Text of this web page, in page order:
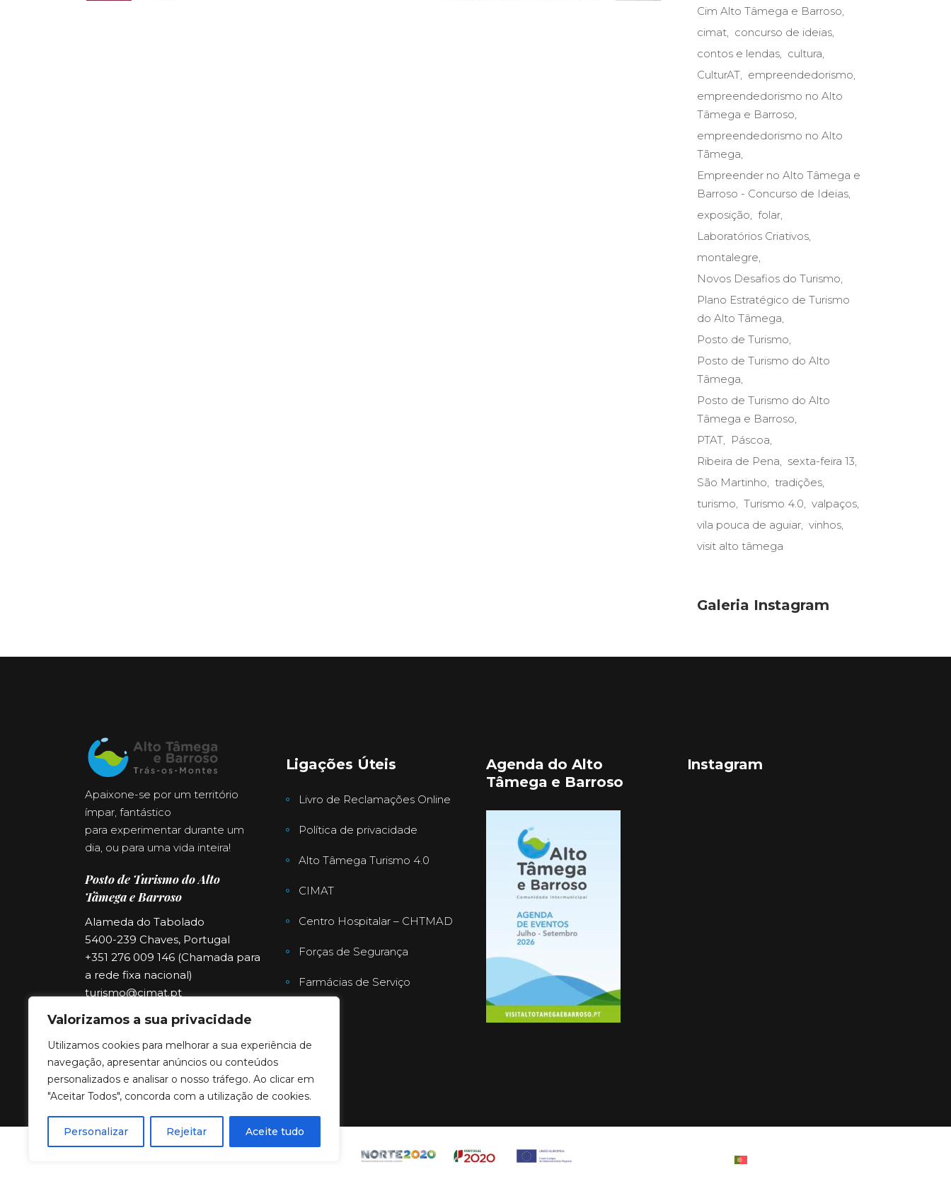
Valorizamos a sua privacidade
Utilizamos cookies para melhorar a sua experiência de
navegação, apresentar anúncios ou conteúdos
personalizados e analisar o nosso tráfego. Ao clicar em
"Aceitar Todos", concorda com a utilização de cookies.
Personalizar Rejeitar Aceite tudo
Cim Alto Tâmega e Barroso
cimat
concurso de ideias
contos e lendas
cultura
CulturAT
empreendedorismo
empreendedorismo no Alto
Tâmega e Barroso
empreendedorismo no Alto
Tãmega
Empreender no Alto Tâmega e
Barroso - Concurso de Ideias
exposição
folar
Laboratórios Criativos
montalegre
Novos Desafios do Turismo
Plano Estratégico de Turismo
do Alto Tâmega
Posto de Turismo
Posto de Turismo do Alto
Tâmega
Posto de Turismo do Alto
Tâmega e Barroso
PTAT
Páscoa
Ribeira de Pena
sexta-feira 13
São Martinho
tradições
turismo
Turismo 4.0
valpaços
vila pouca de aguiar
vinhos
visit alto tâmega
Galeria Instagram
Apaixone-se por um território
ímpar, fantástico
para experimentar durante um
dia, ou para uma vida inteira!
Posto de Turismo do Alto
Tâmega e Barroso
Alameda do Tabolado
5400-239 Chaves, Portugal
+351 276 009 146 (Chamada para
a rede fixa nacional)
turismo@cimat.pt
Ligações Úteis
Livro de Reclamações Online
Política de privacidade
Alto Tâmega Turismo 4.0
CIMAT
Centro Hospitalar – CHTMAD
Forças de Segurança
Farmácias de Serviço
Agenda do Alto
Tâmega e Barroso
Instagram